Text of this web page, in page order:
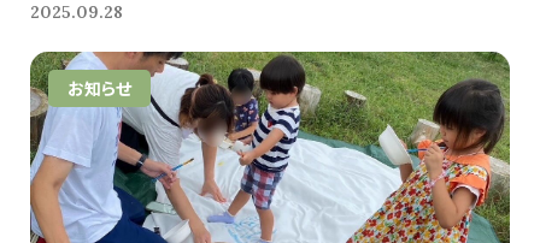
2025.09.28
お知らせ